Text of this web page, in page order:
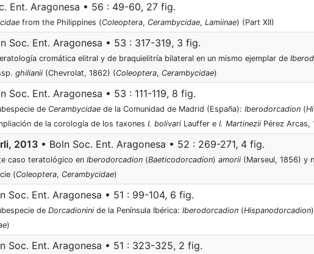
Ent. Aragonesa • 56 : 49-60, 27 fig.
from the Philippines (Coleoptera, Cerambycidae, Lamiinae) (Part XII)
Soc. Ent. Aragonesa • 53 : 317-319, 3 fig.
cromática elitral y de braquielitría bilateral en un mismo ejemplar de
ghilianii (Chevrolat, 1862) (Coleoptera, Cerambycidae)
Soc. Ent. Aragonesa • 53 : 111-119, 8 fig.
de Cerambycidae de la Comunidad de Madrid (España): Iberodorcadion (
de la corología de los taxones I. bolivari Lauffer e I. Martinezii Pérez Arcas,
2013 • Boln Soc. Ent. Aragonesa • 52 : 269-271, 4 fig.
caso teratológico en Iberodorcadion (Baeticodorcadion) amorii (Marseul, 1856) y
(Coleoptera, Cerambycidae)
Soc. Ent. Aragonesa • 51 : 99-104, 6 fig.
de Dorcadionini de la Península Ibérica: Iberodorcadion (Hispanodorcadion)
)
Soc. Ent. Aragonesa • 51 : 323-325, 2 fig.